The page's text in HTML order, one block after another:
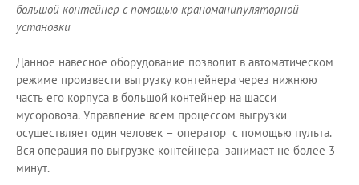
большой контейнер с помощью краноманипуляторной
установки
Данное навесное оборудование позволит в автоматическом
режиме произвести выгрузку контейнера через нижнюю
часть его корпуса в большой контейнер на шасси
мусоровоза. Управление всем процессом выгрузки
осуществляет один человек – оператор с помощью пульта.
Вся операция по выгрузке контейнера занимает не более 3
минут.